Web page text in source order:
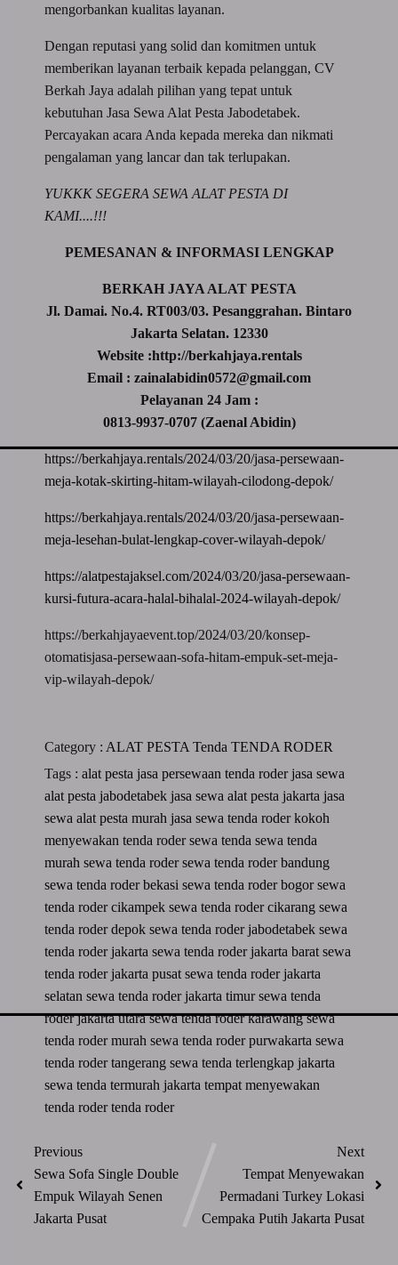
mengorbankan kualitas layanan.
Dengan reputasi yang solid dan komitmen untuk
memberikan layanan terbaik kepada pelanggan, CV
Berkah Jaya adalah pilihan yang tepat untuk
kebutuhan Jasa Sewa Alat Pesta Jabodetabek.
Percayakan acara Anda kepada mereka dan nikmati
pengalaman yang lancar dan tak terlupakan.
YUKKK SEGERA SEWA ALAT PESTA DI
KAMI....!!!
PEMESANAN & INFORMASI LENGKAP
BERKAH JAYA ALAT PESTA
Jl. Damai. No.4. RT003/03. Pesanggrahan. Bintaro
Jakarta Selatan. 12330
Website :http://berkahjaya.rentals
Email : zainalabidin0572@gmail.com
Pelayanan 24 Jam :
0813-9937-0707 (Zaenal Abidin)
https://berkahjaya.rentals/2024/03/20/jasa-persewaan-
meja-kotak-skirting-hitam-wilayah-cilodong-depok/
https://berkahjaya.rentals/2024/03/20/jasa-persewaan-
meja-lesehan-bulat-lengkap-cover-wilayah-depok/
https://alatpestajaksel.com/2024/03/20/jasa-persewaan-
kursi-futura-acara-halal-bihalal-2024-wilayah-depok/
https://berkahjayaevent.top/2024/03/20/konsep-
otomatisjasa-persewaan-sofa-hitam-empuk-set-meja-
vip-wilayah-depok/
Category : ALAT PESTATendaTENDA RODER
Tags : alat pestajasa persewaan tenda roderjasa sewa
alat pesta jabodetabekjasa sewa alat pesta jakartajasa
sewa alat pesta murahjasa sewa tenda roder kokoh
menyewakan tenda rodersewa tendasewa tenda
murahsewa tenda rodersewa tenda roder bandung
sewa tenda roder bekasisewa tenda roder bogorsewa
tenda roder cikampeksewa tenda roder cikarangsewa
tenda roder depoksewa tenda roder jabodetabeksewa
tenda roder jakartasewa tenda roder jakarta baratsewa
tenda roder jakarta pusatsewa tenda roder jakarta
selatansewa tenda roder jakarta timursewa tenda
roder jakarta utarasewa tenda roder karawangsewa
tenda roder murahsewa tenda roder purwakartasewa
tenda roder tangerangsewa tenda terlengkap jakarta
sewa tenda termurah jakartatempat menyewakan
tenda rodertenda roder
Previous
Sewa Sofa Single Double
Empuk Wilayah Senen
Jakarta Pusat
Next
Tempat Menyewakan
Permadani Turkey Lokasi
Cempaka Putih Jakarta Pusat